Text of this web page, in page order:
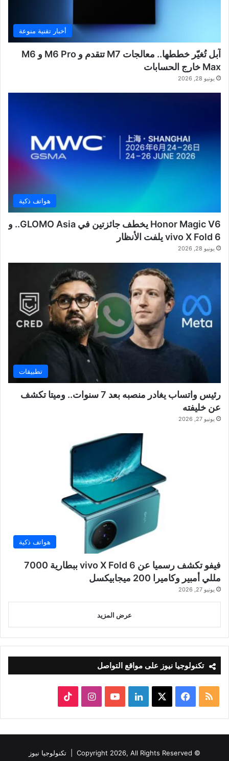
أخبار تقنية منوعة
آبل تُغيّر خططها.. معالجات M7 تتقدم و M6 Pro و M6
Max خارج الحسابات
يونيو 28, 2026
هواتف ذكية
Honor Magic V6 يخطف جائزتين في GLOMO Asia.. و
vivo X Fold 6 يلفت الأنظار
يونيو 28, 2026
تطبيقات
رئيس واتساب يغادر منصبه بعد 7 سنوات.. وميتا تكشف
عن خليفته
يونيو 27, 2026
هواتف ذكية
فيفو تكشف رسميا عن vivo X Fold 6 ببطارية 7000
مللي أمبير وكاميرا 200 ميجابيكسل
يونيو 27, 2026
عرض المزيد
تكنولوجيا نيوز على مواقع التواصل
ملخص
الموقع
RSS
فيسبوك لينكدإن‫YouTubeانستقرام
© Copyright 2026, All Rights Reserved | تكنولوجيا نيوز